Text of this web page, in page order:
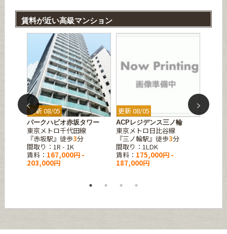
賃料が近い高級マンション
更新 08/05
パークハビオ赤坂タワー
東京メトロ千代田線
『赤坂駅』徒歩3分
間取り：1R - 1K
賃料： 167,000円 -
203,000円
更新 08/05
ACPレジデンス三ノ輪
東京メトロ日比谷線
『三ノ輪駅』徒歩3分
間取り：1LDK
賃料： 175,000円 -
187,000円
更新